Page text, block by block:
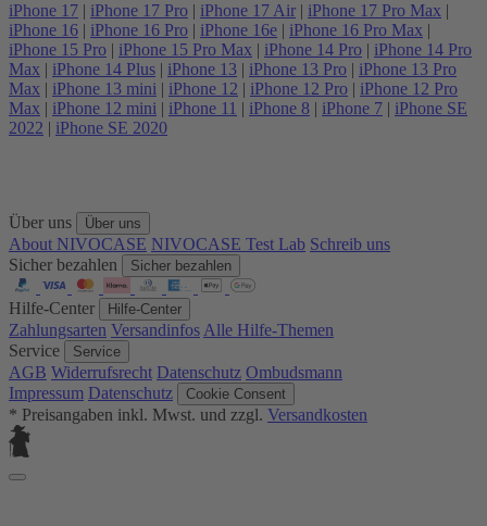
iPhone 17 | iPhone 17 Pro | iPhone 17 Air | iPhone 17 Pro Max |
iPhone 16 | iPhone 16 Pro | iPhone 16e | iPhone 16 Pro Max |
iPhone 15 Pro | iPhone 15 Pro Max | iPhone 14 Pro | iPhone 14 Pro
Max | iPhone 14 Plus | iPhone 13 | iPhone 13 Pro | iPhone 13 Pro
Max | iPhone 13 mini | iPhone 12 | iPhone 12 Pro | iPhone 12 Pro
Max | iPhone 12 mini | iPhone 11 | iPhone 8 | iPhone 7 | iPhone SE
2022 | iPhone SE 2020
Über uns Über uns
About NIVOCASE NIVOCASE Test Lab Schreib uns
Sicher bezahlen
Sicher bezahlen
Hilfe-Center Hilfe-Center
Zahlungsarten VersandinfosAlle Hilfe-Themen
Service
Service
AGB Widerrufsrecht Datenschutz Ombudsmann
Impressum Datenschutz Cookie Consent
* Preisangaben inkl. Mwst. und zzgl. Versandkosten